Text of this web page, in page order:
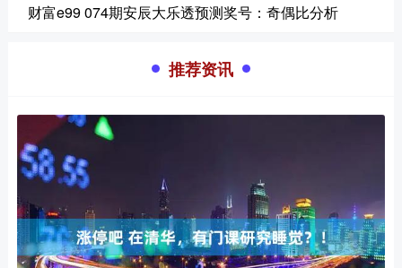
财富e99 074期安辰大乐透预测奖号：奇偶比分析
推荐资讯